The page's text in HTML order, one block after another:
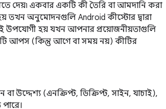
দেয়৷ একবার একটি কী তৈরি বা আমদানি করা
তখন অনুমোদনগুলি Android কীস্টোর দ্বারা
উপযোগী হয় যখন আপনার প্রয়োজনীয়তাগুলি
আপস (কিন্তু আগে বা সময় নয়) কীটির
উদ্দেশ্য (এনক্রিপ্ট, ডিক্রিপ্ট, সাইন, যাচাই),